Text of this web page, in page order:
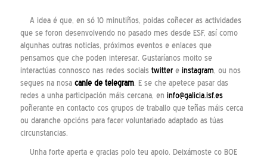
A idea é que, en só 10 minutiños, poidas coñecer as actividades
que se foron desenvolvendo no pasado mes desde ESF, así como
algunhas outras noticias, próximos eventos e enlaces que
pensamos que che poden interesar. Gustaríanos moito se
interactúas connosco nas redes sociais twittere instagram, ou nos
segues na nosa canle de telegram. E se che apetece pasar das
redes a unha participación máis cercana, en info@galicia.isf.es
poñerante en contacto cos grupos de traballo que teñas máis cerca
ou daranche opcións para facer voluntariado adaptado as túas
circunstancias.
Unha forte aperta e gracias polo teu apoio. Deixámoste co BOE